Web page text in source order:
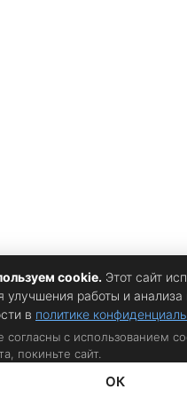
cookie. Этот сайт
улучшения работы и
в политике
согласны с использованием
покиньте сайт.
ОК